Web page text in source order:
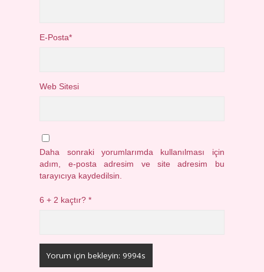
E-Posta*
Web Sitesi
Daha sonraki yorumlarımda kullanılması için
adım, e-posta adresim ve site adresim bu
tarayıcıya kaydedilsin.
6 + 2 kaçtır?*